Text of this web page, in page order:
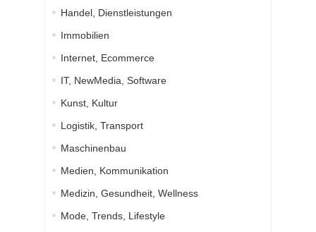
Handel, Dienstleistungen
Immobilien
Internet, Ecommerce
IT, NewMedia, Software
Kunst, Kultur
Logistik, Transport
Maschinenbau
Medien, Kommunikation
Medizin, Gesundheit, Wellness
Mode, Trends, Lifestyle